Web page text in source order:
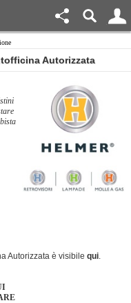
Autorizzata
Autorizzata è visibile qui.